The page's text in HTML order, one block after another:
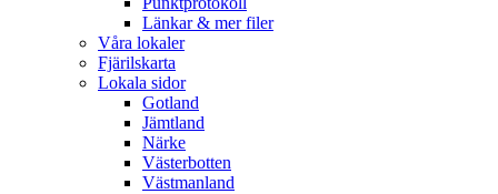
Länkar & mer filer
Våra lokaler
Fjärilskarta
Lokala sidor
Gotland
Jämtland
Närke
Västerbotten
Västmanland